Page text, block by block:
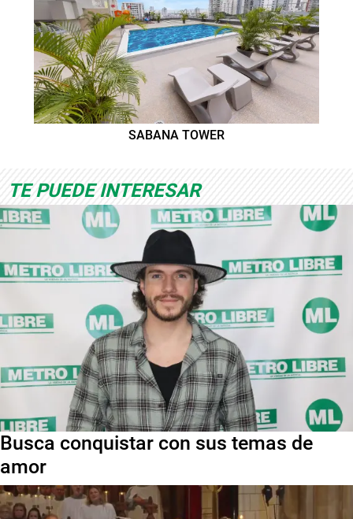
SABANA TOWER
TE PUEDE INTERESAR
Busca conquistar con sus temas de
amor